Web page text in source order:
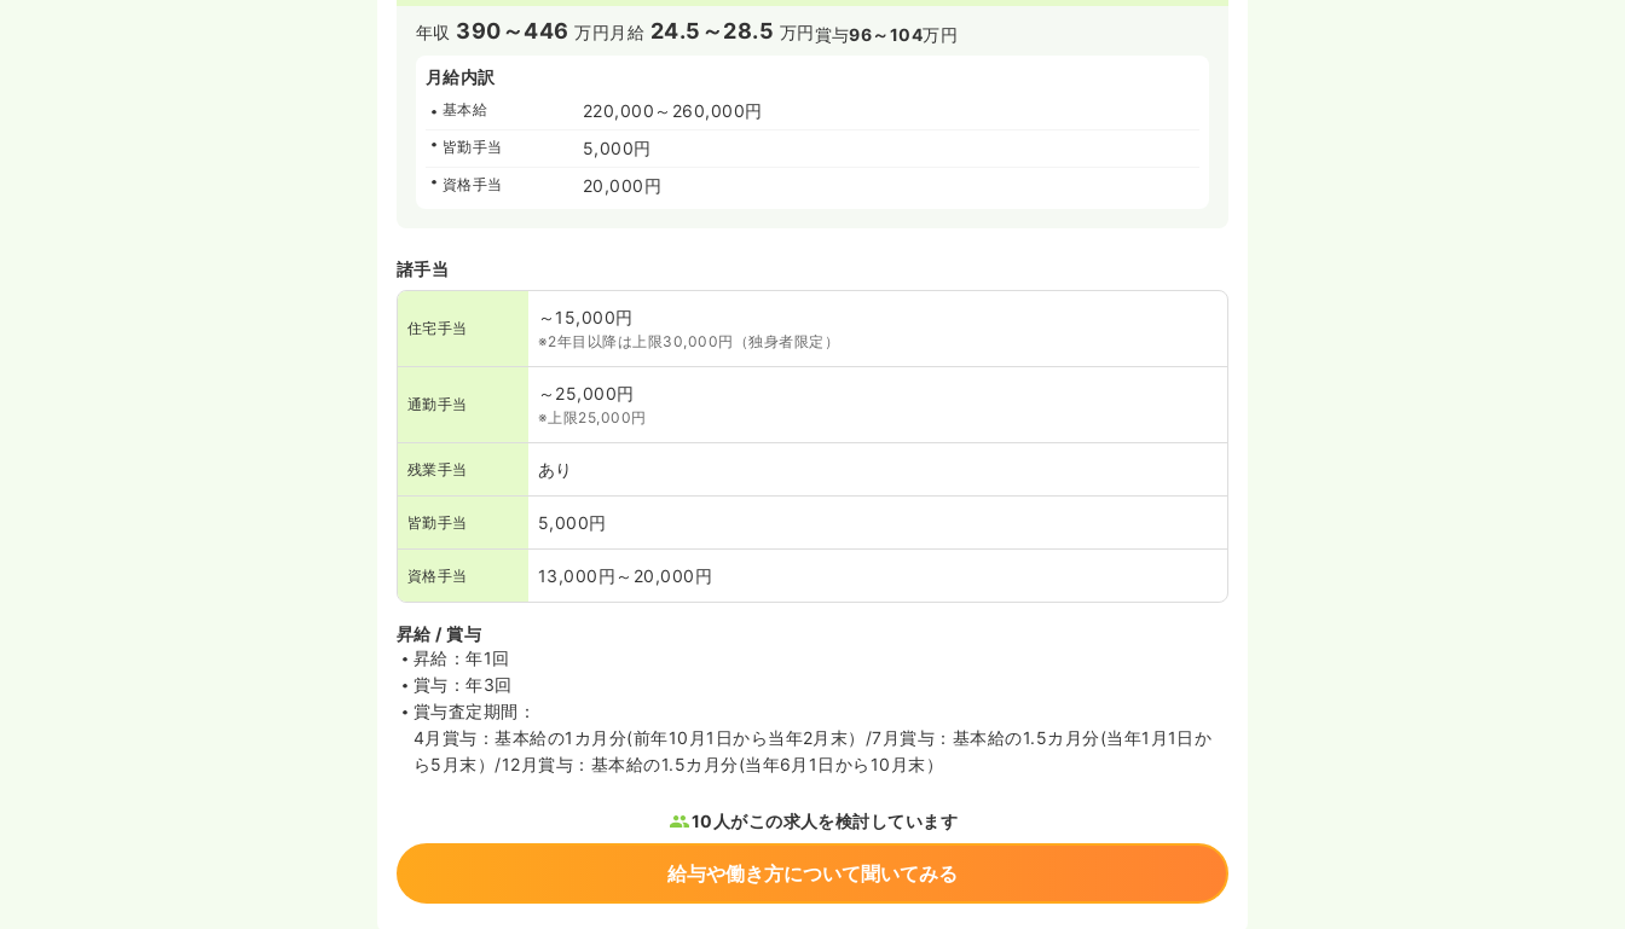
年収 390～446 万円 月給 24.5～28.5 万円賞与96～104万円
月給内訳
基本給 220,000～260,000円
皆勤手当 5,000円
資格手当 20,000円
諸手当
住宅手当
～15,000円
※2年目以降は上限30,000円（独身者限定）
通勤手当
～25,000円
※上限25,000円
残業手当 あり
皆勤手当 5,000円
資格手当 13,000円～20,000円
昇給 / 賞与
昇給：年1回
賞与：年3回
賞与査定期間：
4月賞与：基本給の1カ月分(前年10月1日から当年2月末）/7月賞与：基本給の1.5カ月分(当年1月1日か
ら5月末）/12月賞与：基本給の1.5カ月分(当年6月1日から10月末）
10人がこの求人を検討しています
給与や働き方について聞いてみる